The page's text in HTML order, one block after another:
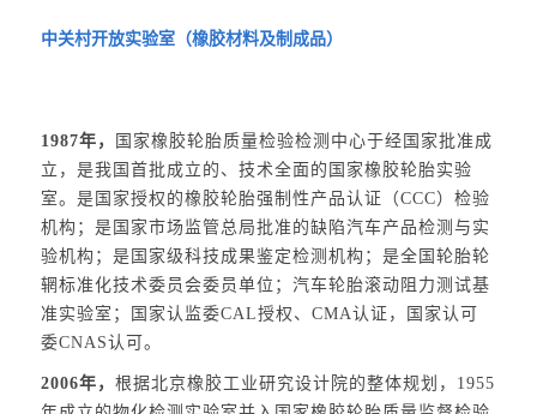
中关村开放实验室（橡胶材料及制成品）
1987年，
国家橡胶轮胎质量检验检测中心于经国家批准成
立，是我国首批成立的、技术全面的国家橡胶轮胎实验
室。是国家授权的橡胶轮胎强制性产品认证（CCC）检验
机构；是国家市场监管总局批准的缺陷汽车产品检测与实
验机构；是国家级科技成果鉴定检测机构；是全国轮胎轮
辋标准化技术委员会委员单位；汽车轮胎滚动阻力测试基
准实验室；国家认监委CAL授权、CMA认证，国家认可
委CNAS认可。
2006年，根据北京橡胶工业研究设计院的整体规划，1955